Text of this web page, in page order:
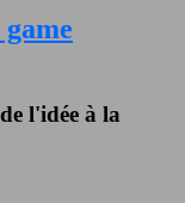
l'idée à la